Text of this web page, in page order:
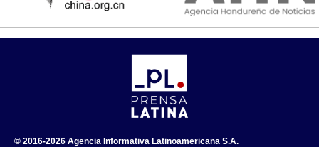
© 2016-2026 Agencia Informativa Latinoamericana S.A.